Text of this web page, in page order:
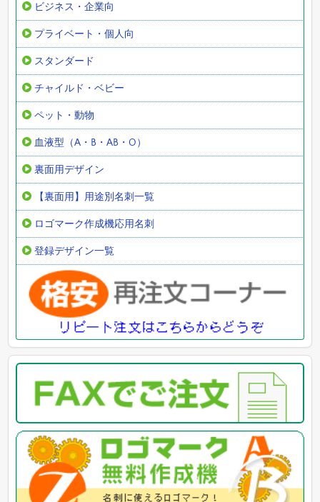
ビジネス・企業向
プライベート・個人向
スタンダード
チャイルド・ベビー
ペット・動物
血液型（A・B・AB・O）
裏面用デザイン
【裏面用】用途別名刺一覧
ロゴマーク作成機応用名刺
登録デザイン一覧